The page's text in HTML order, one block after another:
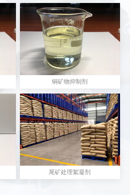
铜矿物抑制剂
尾矿处理絮凝剂